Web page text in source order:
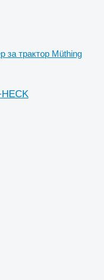
за трактор Müthing